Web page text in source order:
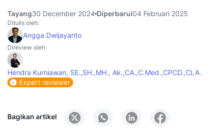
Tayang30 December 2024 Diperbarui04 Februari 2025
Ditulis oleh:
Angga Dwijayanto
Direview oleh:
Hendra Kurniawan, SE.,SH.,MH., Ak.,CA.,C.Med.,CPCD.,CLA.
Bagikan artikel